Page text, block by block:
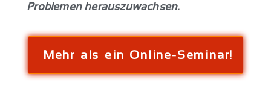
Problemen herauszuwachsen.
Mehr als ein Online-Seminar!